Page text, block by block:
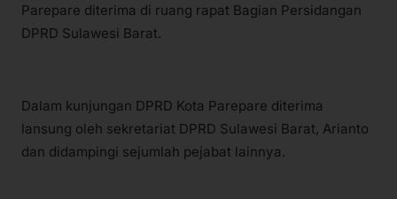
Parepare diterima di ruang rapat Bagian Persidangan
DPRD Sulawesi Barat.
Dalam kunjungan DPRD Kota Parepare diterima
lansung oleh sekretariat DPRD Sulawesi Barat, Arianto
dan didampingi sejumlah pejabat lainnya.